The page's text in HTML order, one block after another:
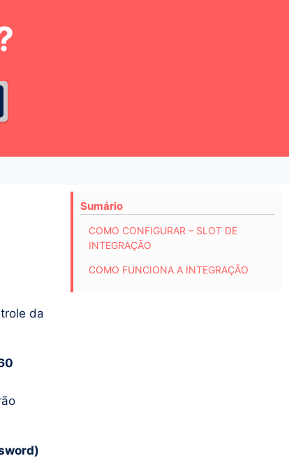
da
Sumário
COMO CONFIGURAR – SLOT DE
INTEGRAÇÃO
COMO FUNCIONA A INTEGRAÇÃO